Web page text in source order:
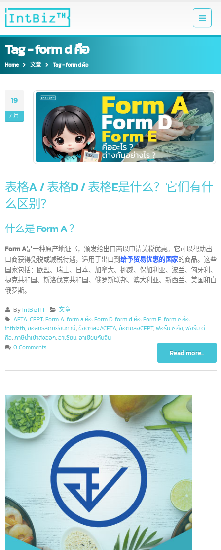
Tag - form d คือ
Home 文章 Tag -form d คือ
19
7 月
表格A / 表格D / 表格E是什么？它们有
么区别？
Form A是一种原产地证书，颁发给出口商以申请关税优惠。它可以帮助
口商获得免税或减税待遇，适用于出口到给予贸易优惠的国家 的商品。
国家包括：欧盟、瑞士、日本、加拿大、挪威、保加利亚、波兰、匈牙
捷克共和国、斯洛伐克共和国、俄罗斯联邦、澳大利亚、新西兰、美国
俄罗斯。
ByIntBizTH
文章
AFTA,CEPT,Form A,form a คือ,Form D
intbizth,ขอสิทธิลดหย่อนภาษี ข้อตกลงCEPT,ฟอร์ม e คือ,ฟอร์ม ดี
Read more...